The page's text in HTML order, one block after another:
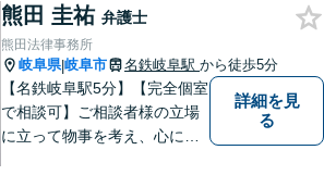
熊田 圭祐 弁護士
熊田法律事務所
岐阜県|岐阜市 名鉄岐阜駅 から徒歩5分
【名鉄岐阜駅5分】【完全個室
で相談可】ご相談者様の立場
に立って物事を考え、心に寄
詳細を見
る